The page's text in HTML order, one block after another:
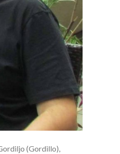
(Gordillo),